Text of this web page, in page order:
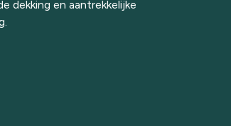
dekking en aantrekkelijke